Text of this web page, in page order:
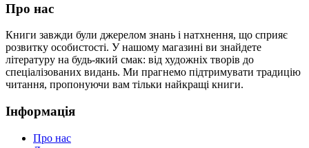
Про нас
Книги завжди були джерелом знань і натхнення, що сприяє
розвитку особистості. У нашому магазині ви знайдете
літературу на будь-який смак: від художніх творів до
спеціалізованих видань. Ми прагнемо підтримувати традицію
читання, пропонуючи вам тільки найкращі книги.
Інформація
Про нас